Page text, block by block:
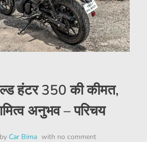
हंटर 350 की कीमत,
अनुभव – परिचय
by Car Bima with no comment